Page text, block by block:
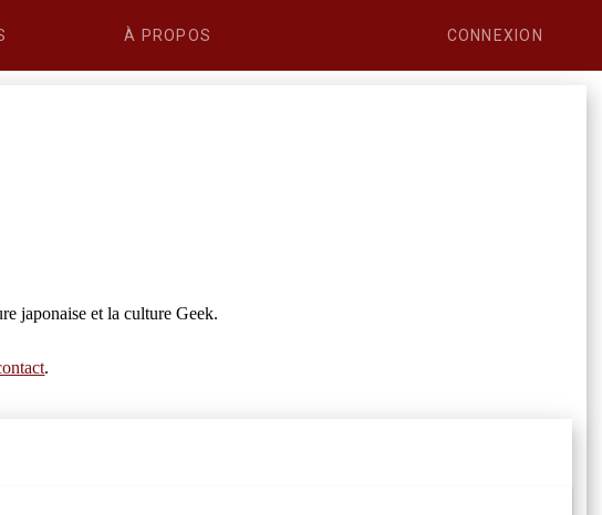
À PROPOS CONNEXION
japonaise et la culture Geek.
.